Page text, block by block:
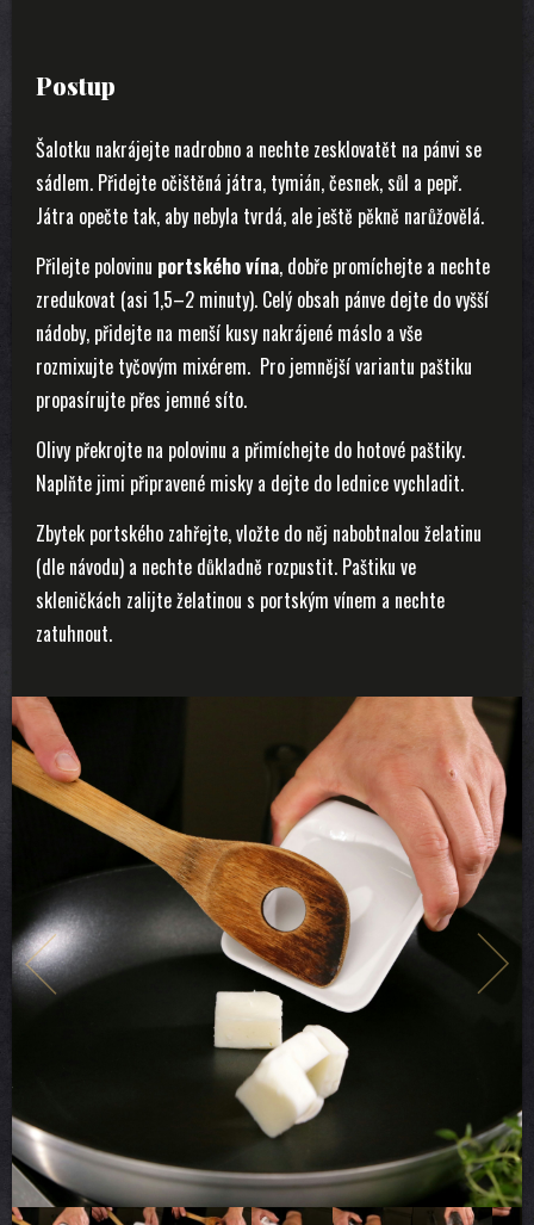
Postup
Šalotku nakrájejte nadrobno a nechte zesklovatět na pánvi se
sádlem. Přidejte očištěná játra, tymián, česnek, sůl a pepř.
Játra opečte tak, aby nebyla tvrdá, ale ještě pěkně narůžovělá.
Přilejte polovinu portského vína, dobře promíchejte a nechte
zredukovat (asi 1,5–2 minuty). Celý obsah pánve dejte do vyšší
nádoby, přidejte na menší kusy nakrájené máslo a vše
rozmixujte tyčovým mixérem. Pro jemnější variantu paštiku
propasírujte přes jemné síto.
Olivy překrojte na polovinu a přimíchejte do hotové paštiky.
Naplňte jimi připravené misky a dejte do lednice vychladit.
Zbytek portského zahřejte, vložte do něj nabobtnalou želatinu
(dle návodu) a nechte důkladně rozpustit. Paštiku ve
skleničkách zalijte želatinou s portským vínem a nechte
zatuhnout.